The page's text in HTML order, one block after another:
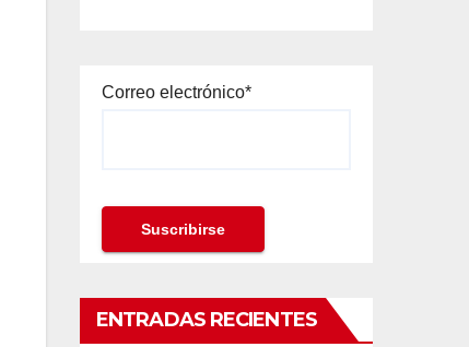
Correo electrónico*
ENTRADAS RECIENTES